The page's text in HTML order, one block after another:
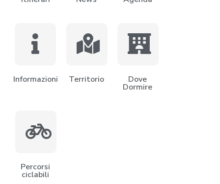
Informazioni Territorio Dove
Dormire
Percorsi
ciclabili